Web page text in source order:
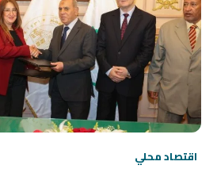
اقتصاد محلي